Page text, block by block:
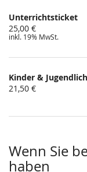
Unterrichtsticket
25,00 €
inkl. 19% MwSt.
Kinder &
21,50 €
Wenn Sie
haben